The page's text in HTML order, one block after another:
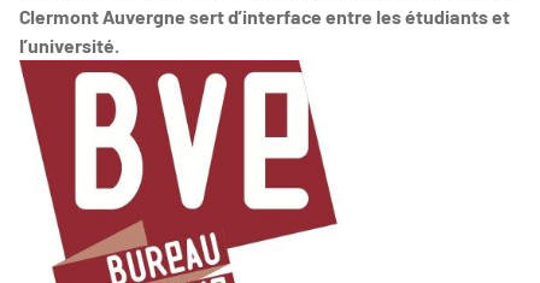
Clermont Auvergne sert d’interface entre les étudiants et
l’université.